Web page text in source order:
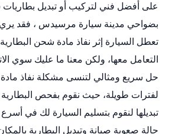
على أفضل فني لتركيب أو تبديل
بضواحي مدينة سيارة مرسيدس ، فقد
تعطل السيارة إثر نفاذ مادة شحن
التعامل معها، ولكن معنا ما عليك سوي
حل سريع ومثالي لتنسى مشكلة نفاذ
لفترات طويلة، حيث نقوم بفحص البطارية
تبديلها لنقوم بتسليم السيارة لك في
حالة صعوبة صيانة وتبديل البطارية